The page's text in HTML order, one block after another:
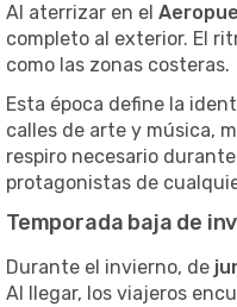
Al aterrizar en el
completo al exterior. El
como las zonas costeras.
Esta época define la
calles de arte y música,
respiro necesario
protagonistas de
Temporada baja de
Durante el invierno, de
Al llegar, los viajeros